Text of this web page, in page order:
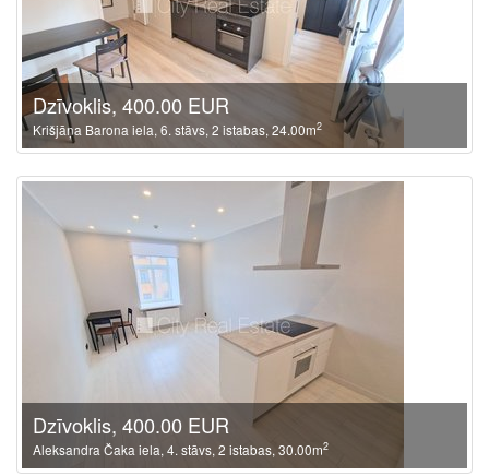
Dzīvoklis, 400.00 EUR
Krišjāņa Barona iela, 6. stāvs, 2 istabas, 24.00m2
Dzīvoklis, 400.00 EUR
Aleksandra Čaka iela, 4. stāvs, 2 istabas, 30.00m2